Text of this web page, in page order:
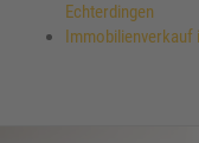
Echterdingen
Immobilienverkauf